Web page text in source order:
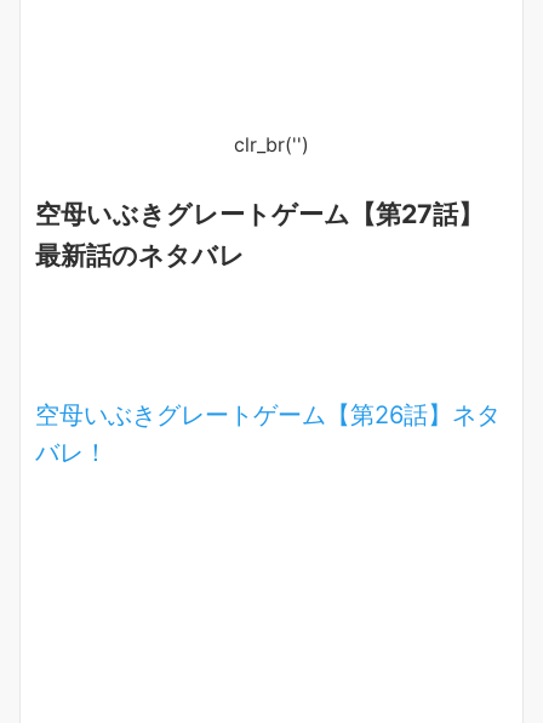
clr_br('')
空母いぶきグレートゲーム【第27話】
最新話のネタバレ
空母いぶきグレートゲーム【第26話】ネタ
バレ！